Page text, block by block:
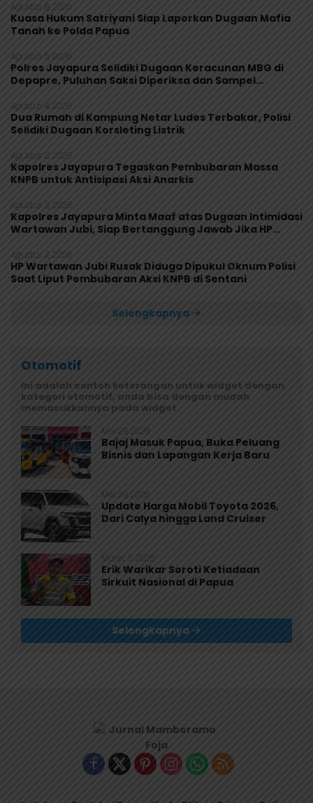
Agustus 8, 2026
Kuasa Hukum Satriyani Siap Laporkan Dugaan Mafia
Tanah ke Polda Papua
Agustus 5, 2026
Polres Jayapura Selidiki Dugaan Keracunan MBG di
Depapre, Puluhan Saksi Diperiksa dan Sampel
Agustus 4, 2026
Dua Rumah di Kampung Netar Ludes Terbakar, Polisi
Selidiki Dugaan Korsleting Listrik
Agustus 3, 2026
Kapolres Jayapura Tegaskan Pembubaran Massa
KNPB untuk Antisipasi Aksi Anarkis
Agustus 3, 2026
Kapolres Jayapura Minta Maaf atas Dugaan Intimidasi
Wartawan Jubi, Siap Bertanggung Jawab Jika HP
Agustus 3, 2026
HP Wartawan Jubi Rusak Diduga Dipukul Oknum Polisi
Saat Liput Pembubaran Aksi KNPB di Sentani
Selengkapnya
Otomotif
Ini adalah contoh keterangan untuk widget dengan
kategori otomotif, anda bisa dengan mudah
memasukkannya pada widget.
Mei 29, 2026
Bajaj Masuk Papua, Buka Peluang
Bisnis dan Lapangan Kerja Baru
Mei 29, 2026
Update Harga Mobil Toyota 2026,
Dari Calya hingga Land Cruiser
Maret 5, 2026
Erik Warikar Soroti Ketiadaan
Sirkuit Nasional di Papua
Selengkapnya